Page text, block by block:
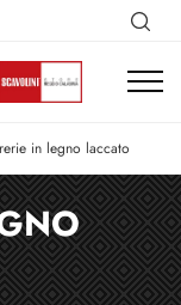
in legno laccato